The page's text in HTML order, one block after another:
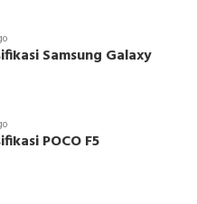
Samsung Galaxy
POCO F5